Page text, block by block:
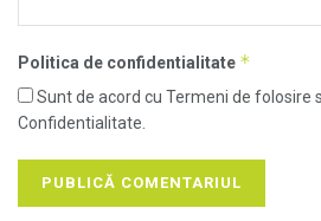
Politica de confidentialitate *
Sunt de acord cu Termeni de folosire
Confidentialitate.